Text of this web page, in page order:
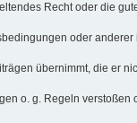
Recht oder die
oder
übernimmt, die er
o. g. Regeln